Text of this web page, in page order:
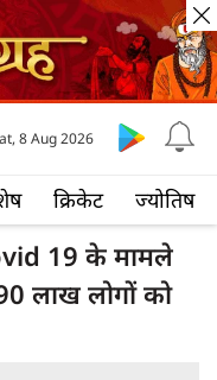
क्रिकेट ज्योतिष
8 Aug 2026
19 के मामले
लाख लोगों को